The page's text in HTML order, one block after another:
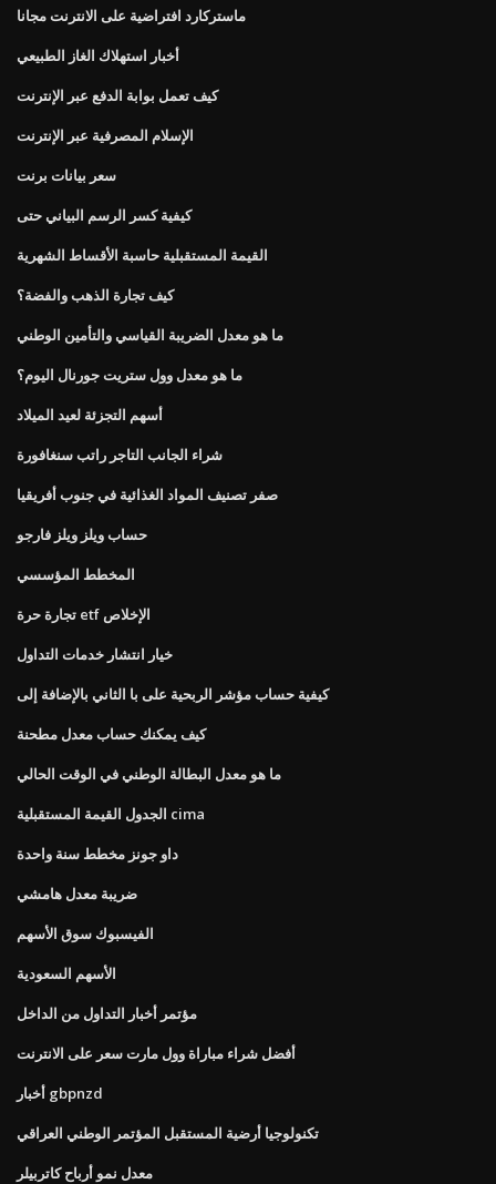
ماستركارد افتراضية على الانترنت مجانا
أخبار استهلاك الغاز الطبيعي
كيف تعمل بوابة الدفع عبر الإنترنت
الإسلام المصرفية عبر الإنترنت
سعر بيانات برنت
كيفية كسر الرسم البياني حتى
القيمة المستقبلية حاسبة الأقساط الشهرية
كيف تجارة الذهب والفضة؟
ما هو معدل الضريبة القياسي والتأمين الوطني
ما هو معدل وول ستريت جورنال اليوم؟
أسهم التجزئة لعيد الميلاد
شراء الجانب التاجر راتب سنغافورة
صفر تصنيف المواد الغذائية في جنوب أفريقيا
حساب ويلز ويلز فارجو
المخطط المؤسسي
تجارة حرة etf الإخلاص
خيار انتشار خدمات التداول
كيفية حساب مؤشر الربحية على با الثاني بالإضافة إلى
كيف يمكنك حساب معدل مطحنة
ما هو معدل البطالة الوطني في الوقت الحالي
الجدول القيمة المستقبلية cima
داو جونز مخطط سنة واحدة
ضريبة معدل هامشي
الفيسبوك سوق الأسهم
الأسهم السعودية
مؤتمر أخبار التداول من الداخل
أفضل شراء مباراة وول مارت سعر على الانترنت
أخبار gbpnzd
تكنولوجيا أرضية المستقبل المؤتمر الوطني العراقي
معدل نمو أرباح كاتربيلر